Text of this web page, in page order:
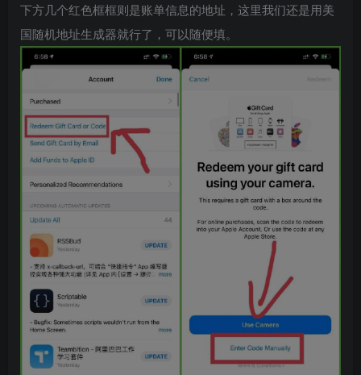
下方几个红色框框则是账单信息的地址，这里我们还是用美
国随机地址生成器就行了，可以随便填。